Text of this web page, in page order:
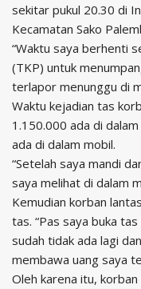
sekitar pukul 20.30 di
Kecamatan Sako
“Waktu saya berhenti
(TKP) untuk
terlapor menunggu di
Waktu kejadian tas
1.150.000 ada di
ada di dalam mobil.
“Setelah saya mandi
saya melihat di dalam
Kemudian korban
tas. “Pas saya buka
sudah tidak ada lagi
membawa uang saya
Oleh karena itu,